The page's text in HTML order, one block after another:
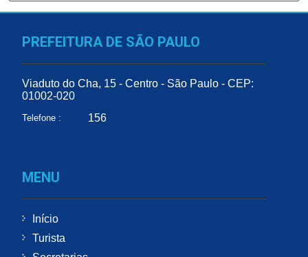
PREFEITURA DE SÃO PAULO
Viaduto do Cha, 15 - Centro - São Paulo - CEP:
01002-020
Telefone : 156
MENU
Início
Turista